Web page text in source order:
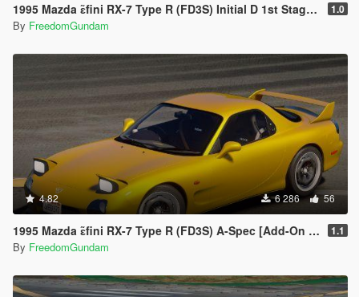
1995 Mazda ɛ̃fini RX-7 Type R (FD3S) Initial D 1st Stage Edition [Add-On | Tuning | RHD] 1.0
By FreedomGundam
4.82 6 286 56
1995 Mazda ɛ̃fini RX-7 Type R (FD3S) A-Spec [Add-On | RHD] 1.1
By FreedomGundam